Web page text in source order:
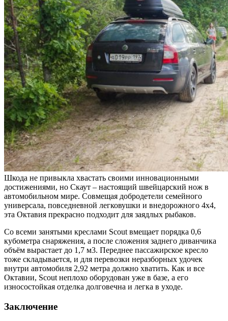
Шкода не привыкла хвастать своими инновационными
достижениями, но Скаут – настоящий швейцарский нож в
автомобильном мире. Совмещая добродетели семейного
универсала, повседневной легковушки и внедорожного 4х4,
эта Октавия прекрасно подходит для заядлых рыбаков.
Со всеми занятыми креслами Scout вмещает порядка 0,6
кубометра снаряжения, а после сложения заднего диванчика
объём вырастает до 1,7 м3. Переднее пассажирское кресло
тоже складывается, и для перевозки неразборных удочек
внутри автомобиля 2,92 метра должно хватить. Как и все
Октавии, Scout неплохо оборудован уже в базе, а его
износостойкая отделка долговечна и легка в уходе.
Заключение